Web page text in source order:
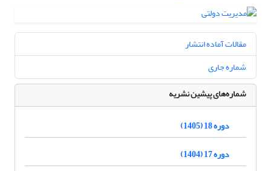
مقالات آماده انتشار
شماره جاری
شماره‌های پیشین نشریه
دوره 18 (1405)
دوره 17 (1404)